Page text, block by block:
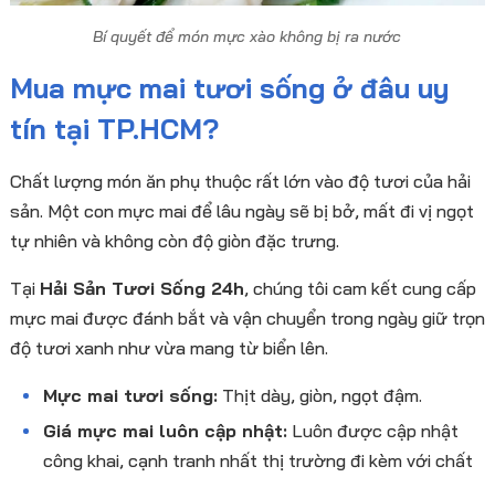
Bí quyết để món mực xào không bị ra nước
Mua mực mai tươi sống ở đâu uy
tín tại TP.HCM?
Chất lượng món ăn phụ thuộc rất lớn vào độ tươi của hải
sản. Một con mực mai để lâu ngày sẽ bị bở, mất đi vị ngọt
tự nhiên và không còn độ giòn đặc trưng.
Tại Hải Sản Tươi Sống 24h, chúng tôi cam kết cung cấp
mực mai được đánh bắt và vận chuyển trong ngày giữ trọn
độ tươi xanh như vừa mang từ biển lên.
Mực mai tươi sống:Thịt dày, giòn, ngọt đậm.
Giá mực mai luôn cập nhật:Luôn được cập nhật
công khai, cạnh tranh nhất thị trường đi kèm với chất